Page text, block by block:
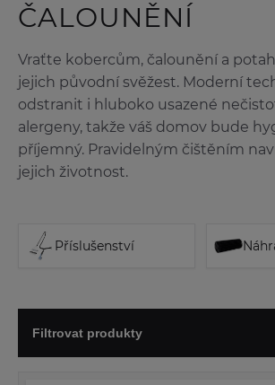
ČALOUNĚNÍ
Vraťte kobercům, čalounění a
jejich původní svěžest. Moderní
odstranit i hluboko usazené
alergeny, takže váš domov bude
příjemný. Pravidelným čištěním
jejich životnost.
Příslušenství
Filtrovat produkty